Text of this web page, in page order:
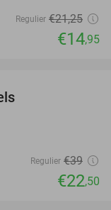
Regulier €21,25
€14,95
Regulier €39
€22,50